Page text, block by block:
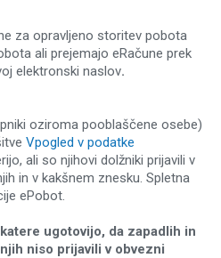
za opravljeno storitev pobota
ali prejemajo eRačune prek
elektronski naslov.
oziroma pooblaščene osebe)
Vpogled v podatke
ali so njihovi dolžniki prijavili v
in v kakšnem znesku. Spletna
ePobot.
ugotovijo, da zapadlih in
niso prijavili v obvezni